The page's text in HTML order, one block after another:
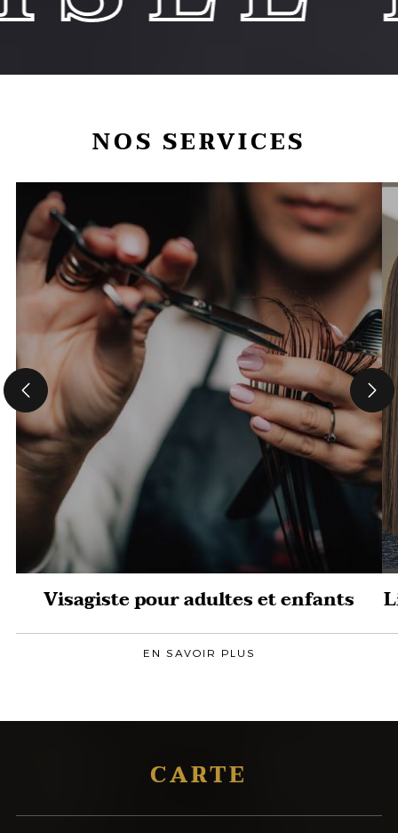
NOS SERVICES
Visagiste pour adultes et enfants
EN SAVOIR PLUS
CARTE